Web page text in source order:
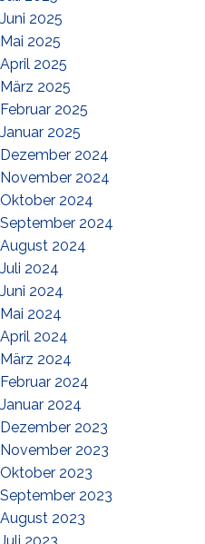
Juni 2025
Mai 2025
April 2025
März 2025
Februar 2025
Januar 2025
Dezember 2024
November 2024
Oktober 2024
September 2024
August 2024
Juli 2024
Juni 2024
Mai 2024
April 2024
März 2024
Februar 2024
Januar 2024
Dezember 2023
November 2023
Oktober 2023
September 2023
August 2023